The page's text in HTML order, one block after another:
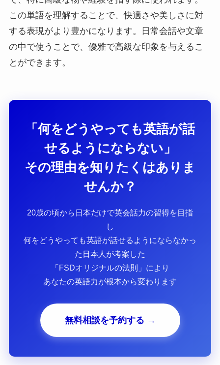
この単語を理解することで、快適さや美しさに対
する表現がより豊かになります。日常会話や文章
の中で使うことで、優雅で高級な印象を与えるこ
とができます。
「何をどうやっても英語が話
せるようにならない」
その理由を知りたくはありま
せんか？
20歳の頃から日本だけで英会話力の習得を目指
し
何をどうやっても英語が話せるようにならなかっ
た日本人が考案した
「FSDオリジナルの法則」により
あなたの英語力が根本から変わります
無料相談を予約する →